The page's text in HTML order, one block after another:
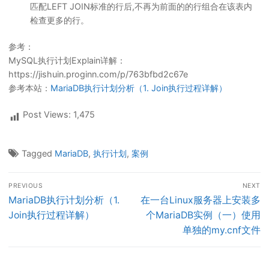
匹配LEFT JOIN标准的行后,不再为前面的的行组合在该表内
检查更多的行。
参考：
MySQL执行计划Explain详解：
https://jishuin.proginn.com/p/763bfbd2c67e
参考本站： MariaDB执行计划分析（1. Join执行过程详解）
Post Views: 1,475
Tagged MariaDB,执行计划,案例
文
章
导
PREVIOUS
Previous
post:
MariaDB执行计划分析（1.
Join执行过程详解）
NEXT
Next
post:
在一台Linux服务器上安装多
个MariaDB实例（一）使用
单独的my.cnf文件